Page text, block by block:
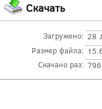
Скачать
Загружено: 28
Размер файла:
Скачано раз: 796